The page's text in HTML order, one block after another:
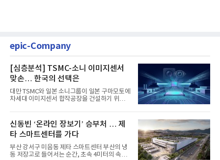
epic-Company
[심층분석] TSMC-소니 이미지센서
맞손… 한국의 선택은
대만 TSMC와 일본 소니그룹이 일본 구마모토에
차세대 이미지센서 합작공장을 건설하기 위해
신동빈 ‘온라인 장보기’ 승부처 … 제
타 스마트센터를 가다
부산 강서구 미음동 제타 스마트센터 부산의 냉
동 저장고로 들어서는 순간, 초속 4미터의 속도